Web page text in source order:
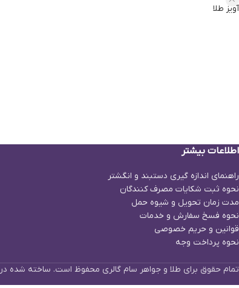
آویز طلا
اطلاعات بیشتر
راهنمای اندازه گیری دستبند و انگشتر
نحوه ثبت شكايات مصرف كنندگان
مدت زمان تحويل و شیوه حمل
نحوه فسخ سفارش و خدمات
قوانین و حریم خصوصی
نحوه پرداخت وجه
تمام حقوق برای طلا و جواهر سام گالری محفوظ است. ساخته شده در